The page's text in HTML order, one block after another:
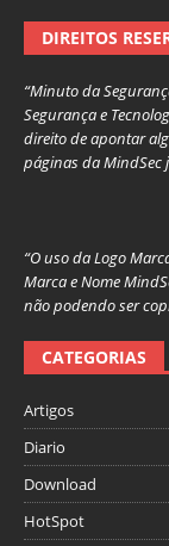
DIREITOS
“Minuto da
Segurança e
direito de apontar
páginas da MindSec
“O uso da Logo
Marca e Nome
não podendo ser
CATEGORIAS
Artigos
Diario
Download
HotSpot